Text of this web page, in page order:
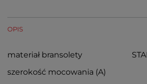
OPIS
materiał bransolety
szerokość mocowania (A)